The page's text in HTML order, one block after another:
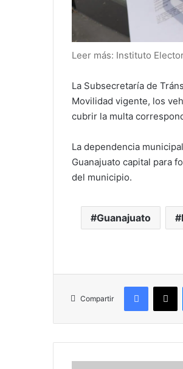
Leer más: Instituto
La Subsecretaría de
Movilidad vigente, los
cubrir la multa
La dependencia
Guanajuato capital para
del municipio.
Guanajuato
Compartir
X